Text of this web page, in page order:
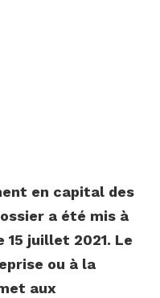
en capital des
a été mis à
juillet 2021. Le
ou à la
aux